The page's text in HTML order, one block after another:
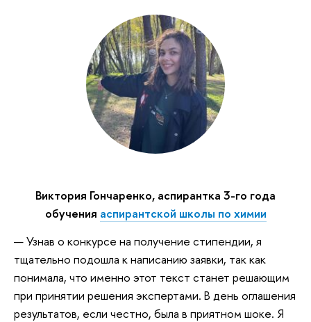
Виктория Гончаренко, аспирантка 3-го года
обучения аспирантской школы по химии
— Узнав о конкурсе на получение стипендии, я
тщательно подошла к написанию заявки, так как
понимала, что именно этот текст станет решающим
при принятии решения экспертами. В день оглашения
результатов, если честно, была в приятном шоке. Я